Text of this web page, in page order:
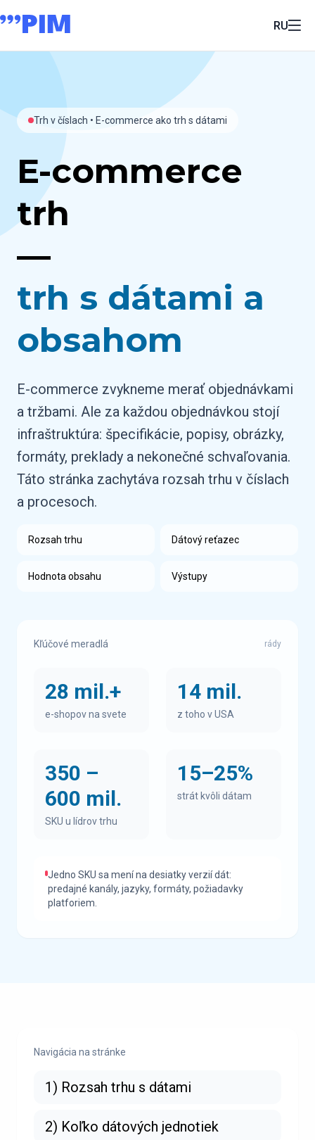
RU
Trh v číslach • E-commerce ako trh s dátami
E-commerce
trh
—
trh s dátami a
obsahom
E-commerce zvykneme merať objednávkami
a tržbami. Ale za každou objednávkou stojí
infraštruktúra: špecifikácie, popisy, obrázky,
formáty, preklady a nekonečné schvaľovania.
Táto stránka zachytáva rozsah trhu v číslach
a procesoch.
Rozsah trhu Dátový reťazec
Hodnota obsahu Výstupy
Kľúčové meradlá rády
28 mil.+
e-shopov na svete
14 mil.
z toho v USA
350 –
600 mil.
SKU u lídrov trhu
15–25%
strát kvôli dátam
Jedno SKU sa mení na desiatky verzií dát:
predajné kanály, jazyky, formáty, požiadavky
platforiem.
Navigácia na stránke
1) Rozsah trhu s dátami
2) Koľko dátových jednotiek